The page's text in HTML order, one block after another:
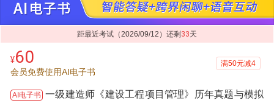
距最近考试（2026/09/12）还剩 33天
¥60
会员免费使用AI电子书
满50元减4
AI电子书 一级建造师《建设工程项目管理》历年真题与模拟